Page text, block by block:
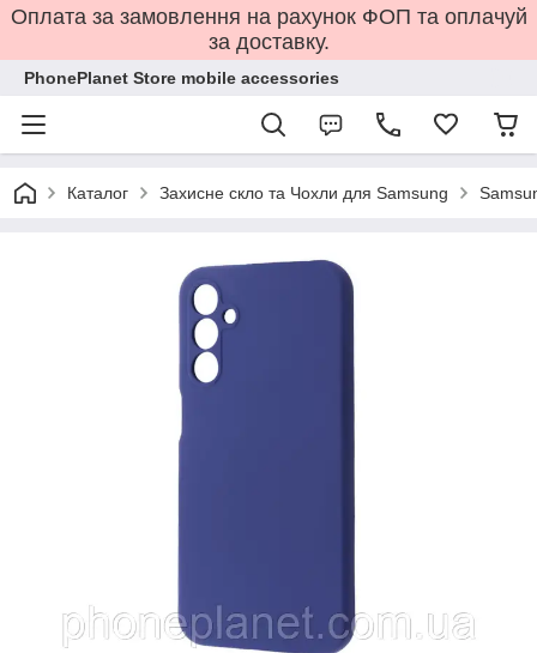
Оплата за замовлення на рахунок ФОП та оплачуй
за доставку.
PhonePlanet Store mobile accessories
Каталог Захисне скло та Чохли для Samsung